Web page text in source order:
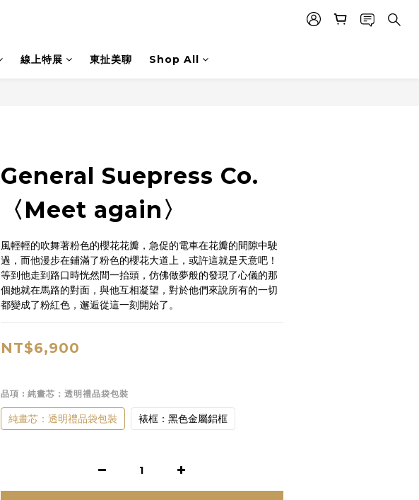
線上特展 東扯美聊 Shop All
General Suepress Co.
〈Meet again〉
風輕輕的吹舞著粉色的櫻花花瓣，急促的電車在花瓣的間隙中駛
過，而他漫步在鋪滿了粉色的櫻花大道上，或許這就是天意吧！
等到他走到路口時恍然間一抬頭，仿佛做夢般的發現了心儀的那
個她就在馬路的對面，與他互相凝望，對於他們來說所有的一切
都變成了粉紅色，邂逅從這一刻開始了。
NT$6,900
品項 : 純畫芯：透明禮品袋包裝
純畫芯：透明禮品袋包裝 裱框：黑色金屬鋁框